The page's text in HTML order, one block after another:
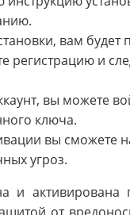
вам будет
и
вы можете
ключа.
вы сможете
угроз.
и